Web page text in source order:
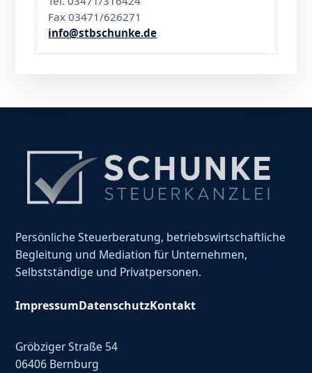
Fax 03471/626271
info@stbschunke.de
Persönliche Steuerberatung, betriebswirtschaftliche
Begleitung und Mediation für Unternehmen,
Selbstständige und Privatpersonen.
ImpressumDatenschutzKontakt
Gröbziger Straße 54
06406 Bernburg